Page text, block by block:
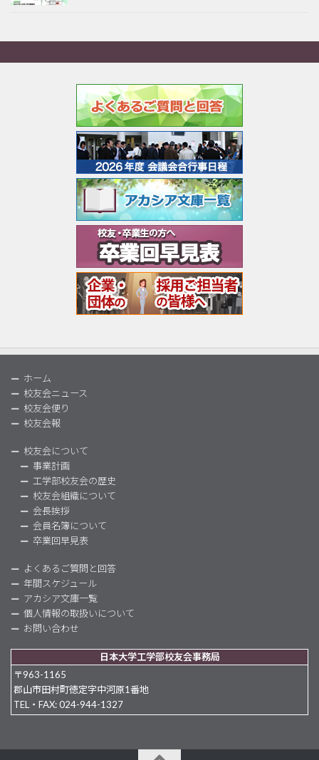
ホーム
校友会ニュース
校友会便り
校友会報
校友会について
事業計画
工学部校友会の歴史
校友会組織について
会長挨拶
会員名簿について
卒業回早見表
よくあるご質問と回答
年間スケジュール
アカシア文庫一覧
個人情報の取扱いについて
お問い合わせ
日本大学工学部校友会事務局
〒963-1165
郡山市田村町徳定字中河原1番地
TEL・FAX: 024-944-1327